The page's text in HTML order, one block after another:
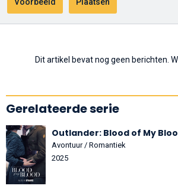
Dit artikel bevat nog geen berichten.
Gerelateerde serie
Outlander: Blood of My
Avontuur / Romantiek
2025